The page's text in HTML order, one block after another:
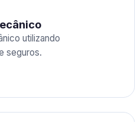
utilizando
seguros.